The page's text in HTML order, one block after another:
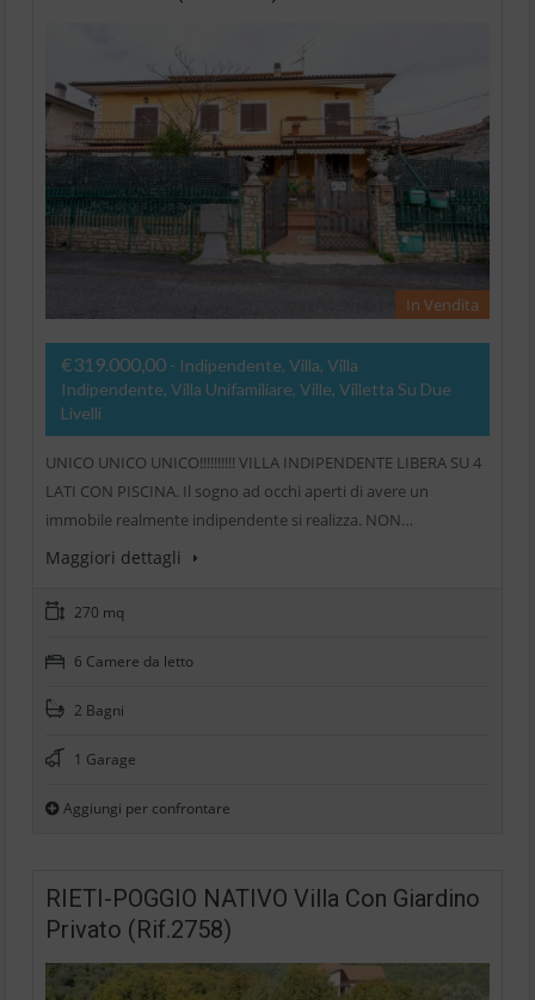
In Vendita
€319.000,00 - Indipendente, Villa, Villa
Indipendente, Villa Unifamiliare, Ville, Villetta Su Due
Livelli
UNICO UNICO UNICO!!!!!!!!!! VILLA INDIPENDENTE LIBERA SU 4
LATI CON PISCINA. Il sogno ad occhi aperti di avere un
immobile realmente indipendente si realizza. NON…
Maggiori dettagli
270 mq
6 Camere da letto
2 Bagni
1 Garage
Aggiungi per confrontare
RIETI-POGGIO NATIVO Villa Con Giardino
Privato (Rif.2758)